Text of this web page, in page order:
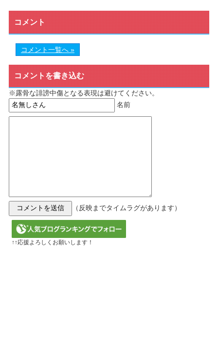
コメント
コメント一覧へ »
コメントを書き込む
※露骨な誹謗中傷となる表現は避けてください。
名前
（反映までタイムラグがあります）
↑↑応援よろしくお願いします！